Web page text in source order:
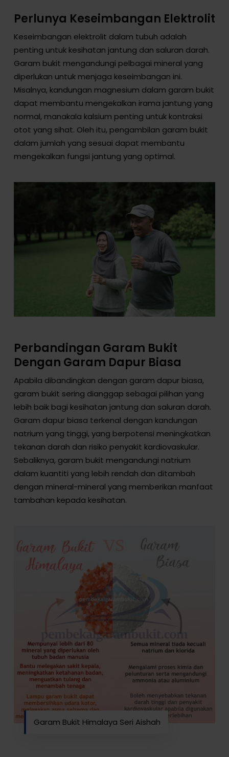
Perlunya Keseimbangan Elektrolit
Keseimbangan elektrolit dalam tubuh adalah
penting untuk kesihatan jantung dan saluran darah.
Garam bukit mengandungi pelbagai mineral yang
diperlukan untuk menjaga keseimbangan ini.
Misalnya, kandungan magnesium dalam garam bukit
dapat membantu mengekalkan irama jantung yang
normal, manakala kalsium penting untuk kontraksi
otot yang sihat. Oleh itu, pengambilan garam bukit
dalam jumlah yang sesuai dapat membantu
mengekalkan fungsi jantung yang optimal.
Perbandingan Garam Bukit
Dengan Garam Dapur Biasa
Apabila dibandingkan dengan garam dapur biasa,
garam bukit sering dianggap sebagai pilihan yang
lebih baik bagi kesihatan jantung dan saluran darah.
Garam dapur biasa terkenal dengan kandungan
natrium yang tinggi, yang berpotensi meningkatkan
tekanan darah dan risiko penyakit kardiovaskular.
Sebaliknya, garam bukit mengandungi natrium
dalam kuantiti yang lebih rendah dan ditambah
dengan mineral-mineral yang memberikan manfaat
tambahan kepada kesihatan.
Garam Bukit Himalaya Seri Aishah